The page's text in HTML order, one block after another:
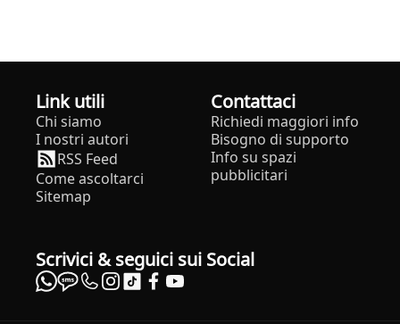
Link utili
Chi siamo
I nostri autori
RSS Feed
Come ascoltarci
Sitemap
Contattaci
Richiedi maggiori info
Bisogno di supporto
Info su spazi
pubblicitari
Scrivici & seguici sui Social